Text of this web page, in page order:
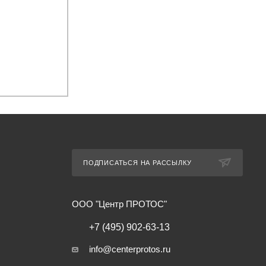
ПОДПИСАТЬСЯ НА РАССЫЛКУ
ООО "Центр ПРОТОС"
+7 (495) 902-63-13
info@centerprotos.ru